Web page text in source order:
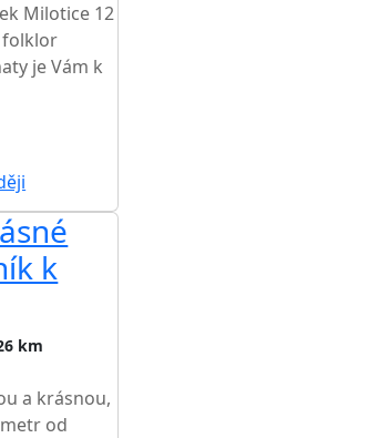
Milotice 12
folklor
je Vám k
k
km
a krásnou,
od